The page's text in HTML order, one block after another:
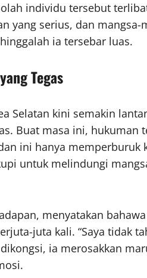
individu tersebut
yang serius, dan mangsa-
ia tersebar luas.
Tegas
Selatan kini semakin
Buat masa ini, hukuman
ini hanya memperburuk
untuk melindungi
menyatakan
juta kali. “Saya tidak
ia merosakkan